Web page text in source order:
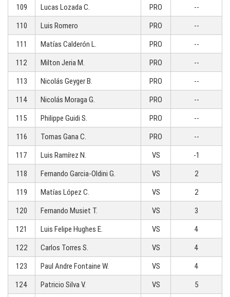
109
Lucas Lozada C. PRO
--
110
Luis Romero PRO
--
111
Matías Calderón L. PRO
--
112
Milton Jeria M. PRO
--
113
Nicolás Geyger B. PRO
--
114
Nicolás Moraga G. PRO
--
115
Philippe Guidi S. PRO
--
116
Tomas Gana C. PRO
--
117
Luis Ramírez N. VS
-1
118
Fernando Garcia-Oldini G. VS
2
119
Matías López C. VS
2
120
Fernando Musiet T. VS
3
121
Luis Felipe Hughes E. VS
4
122
Carlos Torres S. VS
4
123
Paul Andre Fontaine W. VS
4
124
Patricio Silva V. VS
5